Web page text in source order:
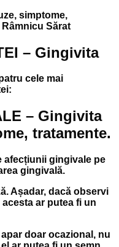
– Gingivita
cele mai
– Gingivita
tratamente.
afecțiunii gingivale pe
gingivală.
Așadar, dacă observi
ar putea fi un
doar ocazional, nu